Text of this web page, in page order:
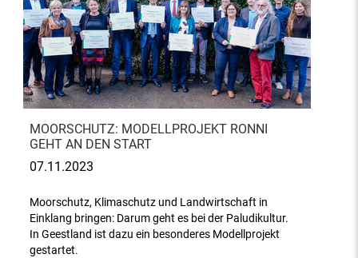
MOORSCHUTZ: MODELLPROJEKT RONNI
GEHT AN DEN START
07.11.2023
Moorschutz, Klimaschutz und Landwirtschaft in
Einklang bringen: Darum geht es bei der Paludikultur.
In Geestland ist dazu ein besonderes Modellprojekt
gestartet.